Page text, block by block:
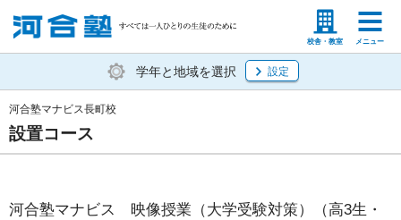
校舎・教室 メニュー
塾生の方 高等学校の先生
学年と地域を選択 設定
設置コース
河合塾マナビス長町校
河合塾マナビス 映像授業（大学受験対策）（高3生・